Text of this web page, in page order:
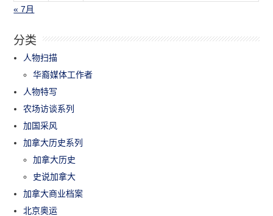
« 7月
分类
人物扫描
华裔媒体工作者
人物特写
农场访谈系列
加国采风
加拿大历史系列
加拿大历史
史说加拿大
加拿大商业档案
北京奥运